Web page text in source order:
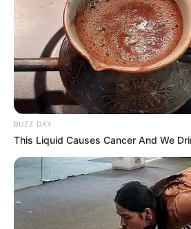
COMPARTIR
UNIRSE AL CANAL DE
Este domingo 17 de mayo de 2026
finalistasdeLa casa de los
eliminación, mientras que otrostres
votación del públicoy dos de ellos
competencia del Canal RCN.
En esta semana, que es la 18, los
Caribe,
que fue nominado por sus
BUZZ DAY
This Liquid Causes Cancer And We